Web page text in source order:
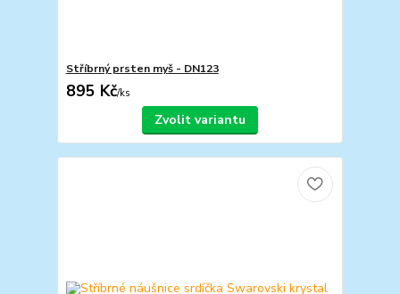
Stříbrný prsten myš - DN123
895 Kč/ks
Zvolit variantu